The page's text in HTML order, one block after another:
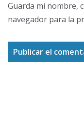
Guarda mi nombre,
navegador para la